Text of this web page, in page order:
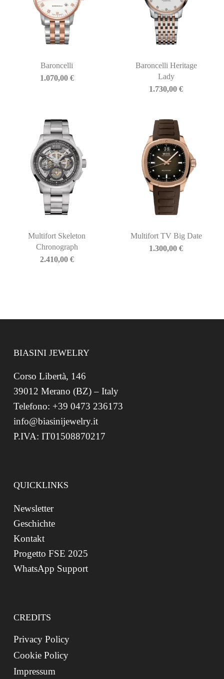
Baroncelli
1.070,00 €
Baroncelli Heritage
Lady
1.730,00€
Multifort Skeleton
Chronograph
2.410,00 €
Multifort TV Big Date
1.300,00€
BIASINI JEWELRY
Corso Libertà, 146
39012 Merano (BZ) – Italy
Telefono: +39 0473 236173
info@biasinijewelry.it
P.IVA: IT01508870217
QUICKLINKS
Newsletter
Geschichte
Kontakt
Progetto FSE 2025
WhatsApp Support
CREDITS
Privacy Policy
Cookie Policy
Impressum